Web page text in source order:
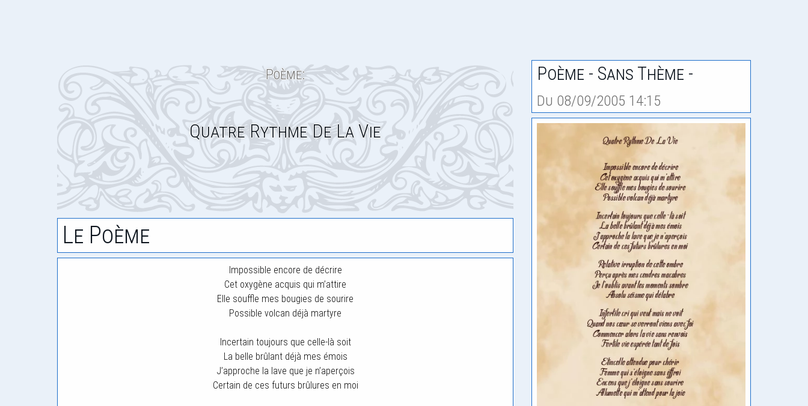
Poème:
Quatre Rythme De La Vie
Le Poème
Impossible encore de décrire
Cet oxygène acquis qui m’attire
Elle souffle mes bougies de sourire
Possible volcan déjà martyre
Incertain toujours que celle-là soit
La belle brûlant déjà mes émois
J’approche la lave que je n’aperçois
Certain de ces futurs brûlures en moi
Poème - Sans Thème -
Du 08/09/2005 14:15